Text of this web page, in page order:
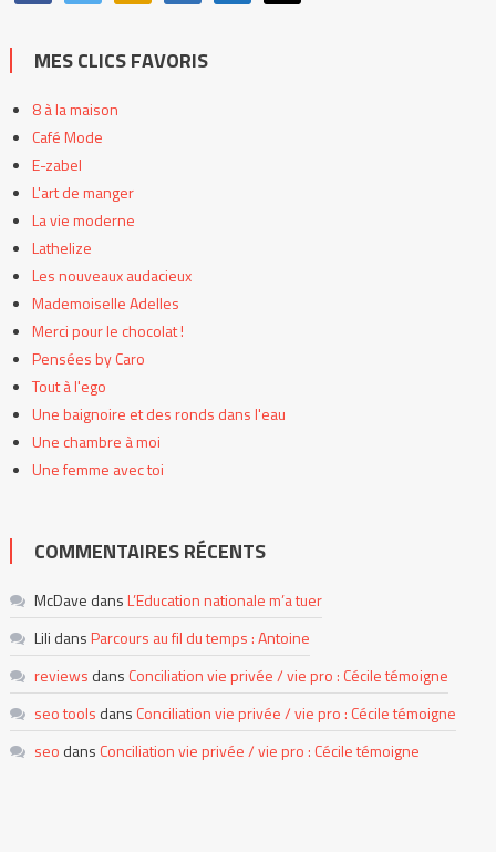
MES CLICS FAVORIS
8 à la maison
Café Mode
E-zabel
L'art de manger
La vie moderne
Lathelize
Les nouveaux audacieux
Mademoiselle Adelles
Merci pour le chocolat !
Pensées by Caro
Tout à l'ego
Une baignoire et des ronds dans l'eau
Une chambre à moi
Une femme avec toi
COMMENTAIRES RÉCENTS
McDave dansL’Education nationale m’a tuer
Lili dansParcours au fil du temps : Antoine
reviews dans Conciliation vie privée / vie pro : Cécile témoigne
seo tools dans Conciliation vie privée / vie pro : Cécile témoigne
seo dans Conciliation vie privée / vie pro : Cécile témoigne